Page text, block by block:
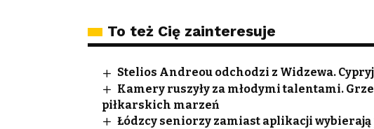
To też Cię zainteresuje
Stelios Andreou odchodzi z Widzewa.
Kamery ruszyły za młodymi talentami.
piłkarskich marzeń
Łódzcy seniorzy zamiast aplikacji